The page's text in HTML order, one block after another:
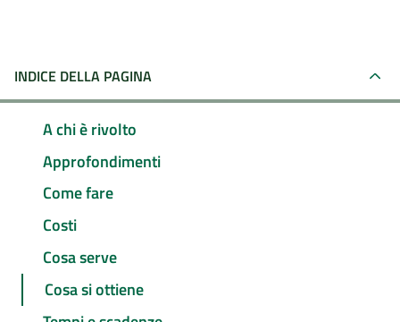
INDICE DELLA PAGINA
A chi è rivolto
Approfondimenti
Come fare
Costi
Cosa serve
Cosa si ottiene